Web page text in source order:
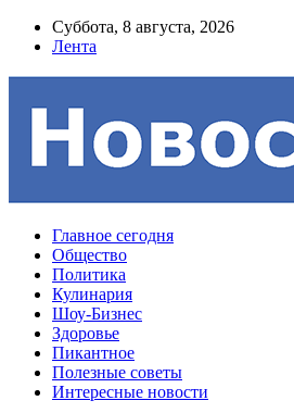
Суббота, 8 августа, 2026
Лента
Главное сегодня
Общество
Политика
Кулинария
Шоу-Бизнес
Здоровье
Пикантное
Полезные советы
Интересные новости